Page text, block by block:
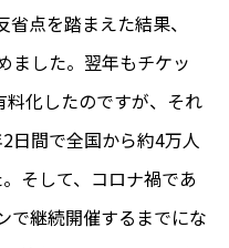
省点を踏まえた結果、
ました。翌年もチケッ
料化したのですが、それ
日間で全国から約4万人
そして、コロナ禍であ
で継続開催するまでにな